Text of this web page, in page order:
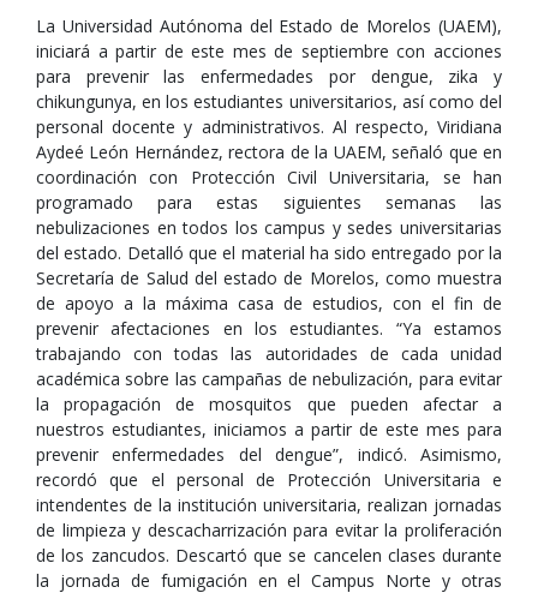
La Universidad Autónoma del Estado de Morelos (UAEM),
iniciará a partir de este mes de septiembre con acciones
para prevenir las enfermedades por dengue, zika y
chikungunya, en los estudiantes universitarios, así como del
personal docente y administrativos. Al respecto, Viridiana
Aydeé León Hernández, rectora de la UAEM, señaló que en
coordinación con Protección Civil Universitaria, se han
programado para estas siguientes semanas las
nebulizaciones en todos los campus y sedes universitarias
del estado. Detalló que el material ha sido entregado por la
Secretaría de Salud del estado de Morelos, como muestra
de apoyo a la máxima casa de estudios, con el fin de
prevenir afectaciones en los estudiantes. “Ya estamos
trabajando con todas las autoridades de cada unidad
académica sobre las campañas de nebulización, para evitar
la propagación de mosquitos que pueden afectar a
nuestros estudiantes, iniciamos a partir de este mes para
prevenir enfermedades del dengue”, indicó. Asimismo,
recordó que el personal de Protección Universitaria e
intendentes de la institución universitaria, realizan jornadas
de limpieza y descacharrización para evitar la proliferación
de los zancudos. Descartó que se cancelen clases durante
la jornada de fumigación en el Campus Norte y otras